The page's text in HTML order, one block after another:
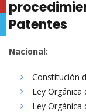
Patentes
Nacional:
Constitución
Ley Orgánica
Ley
Telegram